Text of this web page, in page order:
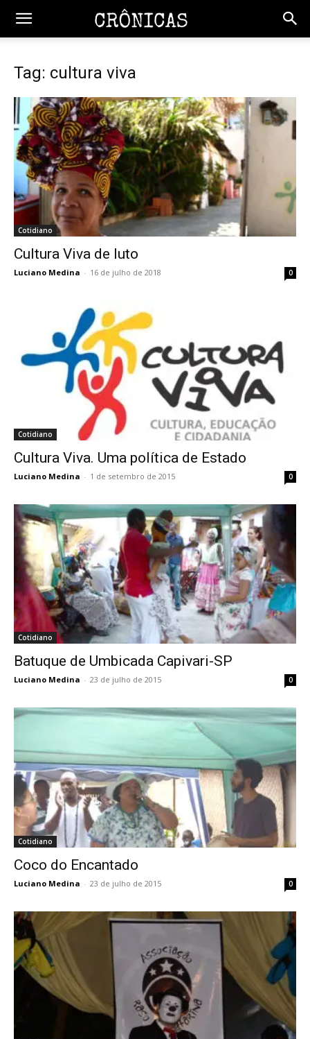
Tag: cultura viva
Cotidiano
Cultura Viva de luto
Luciano Medina - 16 de julho de 2018 0
Cotidiano
Cultura Viva. Uma política de Estado
Luciano Medina - 1 de setembro de 2015 0
Cotidiano
Batuque de Umbicada Capivari-SP
Luciano Medina - 23 de julho de 2015 0
Cotidiano
Coco do Encantado
Luciano Medina - 23 de julho de 2015 0